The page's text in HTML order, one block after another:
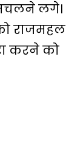
लगे।
राजमहल
करने को